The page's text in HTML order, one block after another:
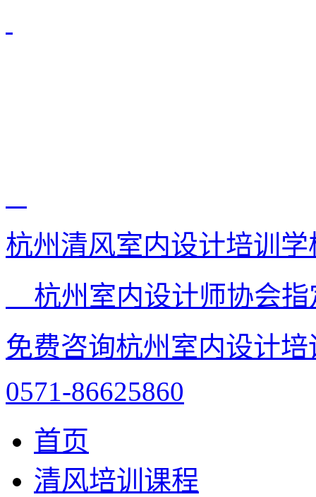
杭州清风室内设计培训学
杭州室内设计师协会
免费咨询杭州室内设计
0571-86625860
首页
清风培训课程